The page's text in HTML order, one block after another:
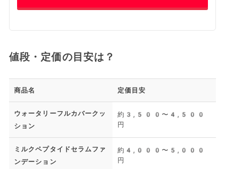
値段・定価の目安は？
商品名 定価目安
ウォータリーフルカバークッ
ション
約3,500〜4,500
円
ミルクペプタイドセラムファ
ンデーション
約4,000〜5,000
円